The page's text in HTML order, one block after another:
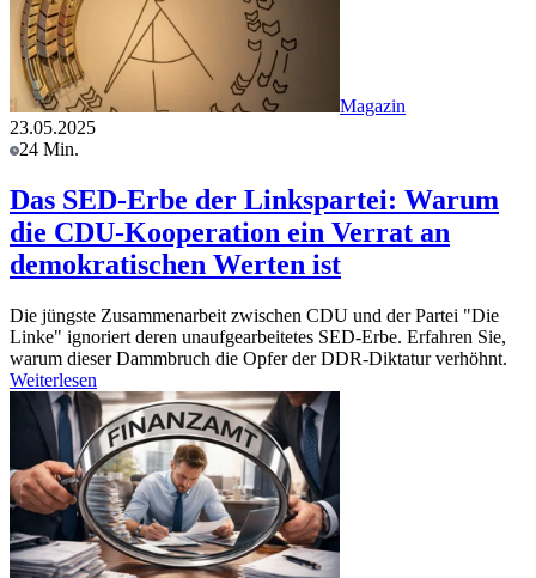
Magazin
23.05.2025
24 Min.
Das SED-Erbe der Linkspartei: Warum
die CDU-Kooperation ein Verrat an
demokratischen Werten ist
Die jüngste Zusammenarbeit zwischen CDU und der Partei "Die
Linke" ignoriert deren unaufgearbeitetes SED-Erbe. Erfahren Sie,
warum dieser Dammbruch die Opfer der DDR-Diktatur verhöhnt.
Weiterlesen